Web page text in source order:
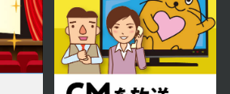
2026年06月08日 放送
第32話